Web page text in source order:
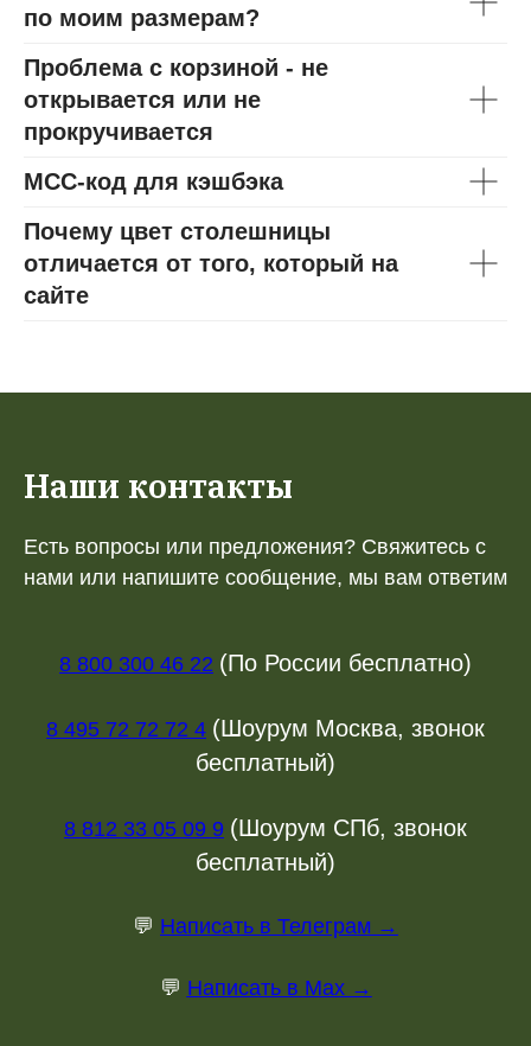
по моим размерам?
Проблема с корзиной - не
открывается или не
прокручивается
МСС-код для кэшбэка
Почему цвет столешницы
отличается от того, который на
сайте
Наши контакты
Есть вопросы или предложения? Свяжитесь с
нами или напишите сообщение, мы вам ответим
8 800 300 46 22 (По России бесплатно)
8 495 72 72 72 4 (Шоурум Москва, звонок
бесплатный)
8 812 33 05 09 9 (Шоурум СПб, звонок
бесплатный)
💬 Написать в Телеграм →
💬 Написать в Max →